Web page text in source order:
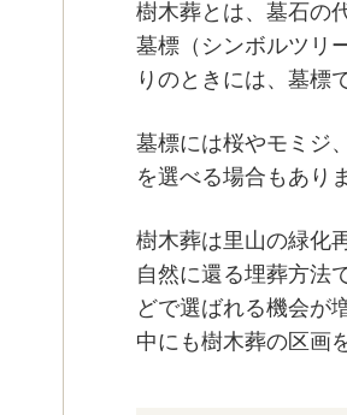
樹木葬とは、墓石の
墓標（シンボルツリ
りのときには、墓標
墓標には桜やモミジ
を選べる場合もあり
樹木葬は里山の緑化
自然に還る埋葬方法
どで選ばれる機会が
中にも樹木葬の区画